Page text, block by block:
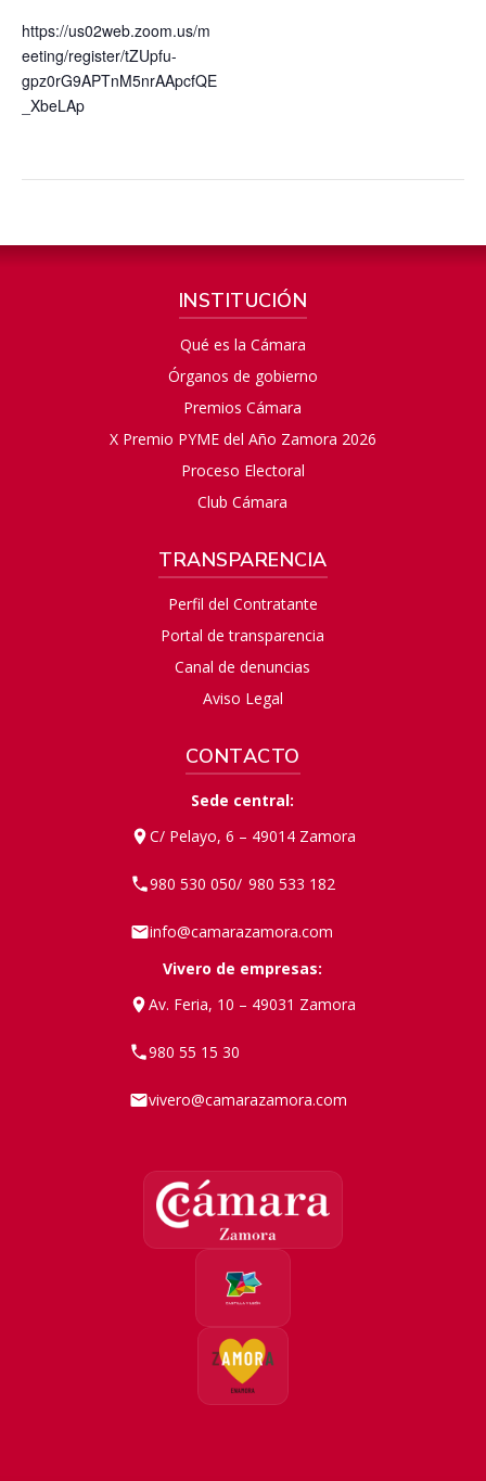
https://us02web.zoom.us/m
eeting/register/tZUpfu-
gpz0rG9APTnM5nrAApcfQE
_XbeLAp
INSTITUCIÓN
Qué es la Cámara
Órganos de gobierno
Premios Cámara
X Premio PYME del Año Zamora 2026
Proceso Electoral
Club Cámara
TRANSPARENCIA
Perfil del Contratante
Portal de transparencia
Canal de denuncias
Aviso Legal
CONTACTO
Sede central:
C/ Pelayo, 6 – 49014 Zamora
980 530 050/ 980 533 182
info@camarazamora.com
Vivero de empresas:
Av. Feria, 10 – 49031 Zamora
980 55 15 30
vivero@camarazamora.com